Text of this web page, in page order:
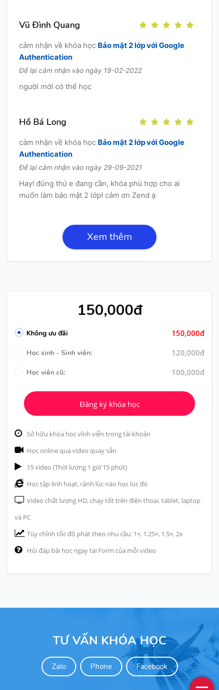
Vũ Đình Quang
cảm nhận về khóa học Bảo mật 2 lớp với Google
Authentication
Để lại cảm nhận vào ngày 19-02-2022
người mới có thể học
Hồ Bá Long
cảm nhận về khóa học Bảo mật 2 lớp với Google
Authentication
Để lại cảm nhận vào ngày 29-09-2021
Hay! đúng thứ e đang cần, khóa phù hợp cho ai
muốn làm bảo mật 2 lớp! cảm ơn Zend ạ
Xem thêm
150,000đ
Không ưu đãi 150,000đ
Học sinh - Sinh viên: 120,000đ
Học viên cũ: 100,000đ
Đăng ký khóa học
Sở hữu khóa học vĩnh viễn trong tài khoản
Học online qua video quay sẵn
15 video (Thời lượng 1 giờ 15 phút)
Học tập linh hoạt, rảnh lúc nào học lúc đó
Video chất lượng HD, chạy tốt trên điện thoại, tablet, laptop
và PC
Tùy chỉnh tốc độ phát theo nhu cầu: 1×, 1.25×, 1.5×, 2x
Hỏi đáp bài học ngay tại Form của mỗi video
TƯ VẤN KHÓA HỌC
Zalo Phone Facebook